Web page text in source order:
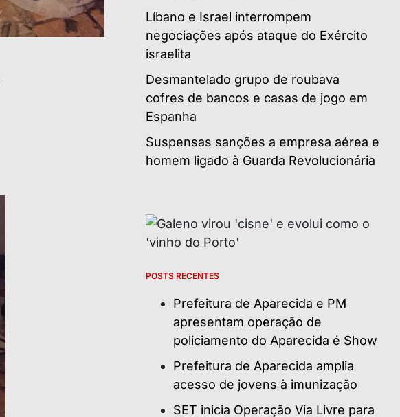
Líbano e Israel interrompem
negociações após ataque do Exército
israelita
Desmantelado grupo de roubava
cofres de bancos e casas de jogo em
Espanha
Suspensas sanções a empresa aérea e
homem ligado à Guarda Revolucionária
POSTS RECENTES
Prefeitura de Aparecida e PM
apresentam operação de
policiamento do Aparecida é Show
Prefeitura de Aparecida amplia
acesso de jovens à imunização
SET inicia Operação Via Livre para